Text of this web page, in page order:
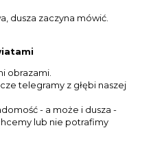
dusza zaczyna mówić.
obrazami.
telegramy z głębi naszej
- a może i dusza -
lub nie potrafimy